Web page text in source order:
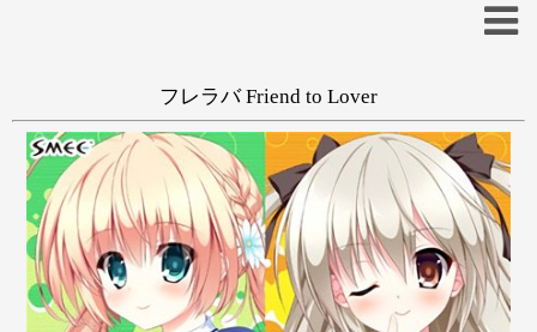
あ い う え お
か き く け こ
さ し す せ そ
フレラバ Friend to Lover
一般 和姦
学生 あめとゆき
ひなたもも REI